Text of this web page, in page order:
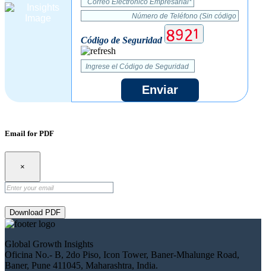
Código de Seguridad
Enviar
Email for PDF
×
Download PDF
Global Growth Insights
Oficina No.- B, 2do Piso, Icon Tower, Baner-Mhalunge Road,
Baner, Pune 411045, Maharashtra, India.